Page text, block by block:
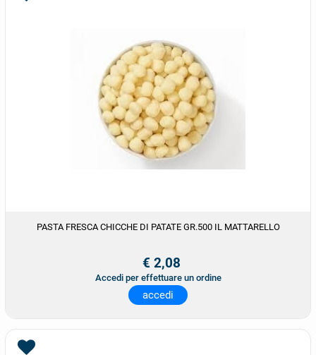
PASTA FRESCA CHICCHE DI PATATE GR.500 IL MATTARELLO
€ 2,08
Accedi per effettuare un ordine
accedi